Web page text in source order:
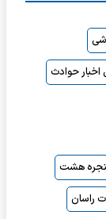
اخبار حوادث
هشت
راسان